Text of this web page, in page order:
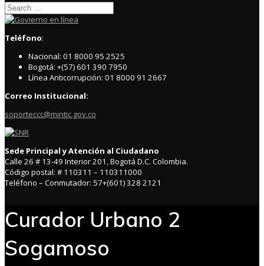
Search
for:
Teléfono:
Nacional: 01 8000 95 2525
Bogotá: +(57) 601 390 7950
Línea Anticorrupción: 01 8000 91 2667
Correo Institucional:
soporteccc@mintic.gov.co
Sede Principal y Atención al Ciudadano
Calle 26 # 13-49 Interior 201, Bogotá D.C. Colombia.
Código postal: # 110311 – 110311000
Teléfono – Conmutador: 57+(601) 328 2121
Curador Urbano 2
Sogamoso